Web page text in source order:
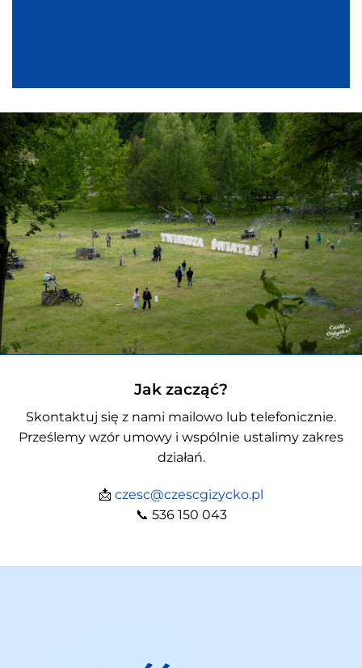
Jak zacząć?
Skontaktuj się z nami mailowo lub telefonicznie.
Prześlemy wzór umowy i wspólnie ustalimy zakres
działań.
📩 czesc@czescgizycko.pl
📞 536 150 043